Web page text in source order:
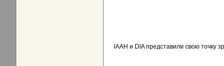
IAAH и DIA представили свою точку